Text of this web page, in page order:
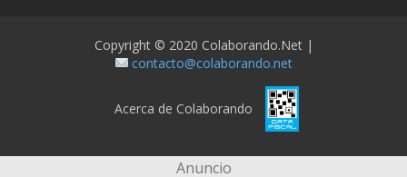
Copyright © 2020 Colaborando.net |
contacto@colaborando.net
Acerca de Colaborando
Anuncio